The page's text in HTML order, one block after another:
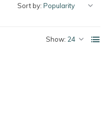
Show:
Sort by: